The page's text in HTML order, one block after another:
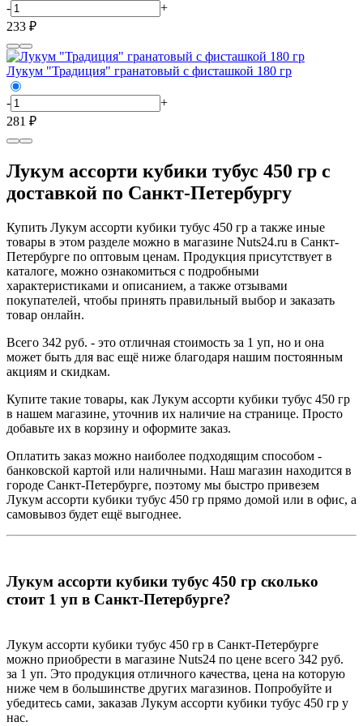
-
+
233 ₽
Лукум "Традиция" гранатовый с фисташкой 180 гр
-
+
281 ₽
Лукум ассорти кубики тубус 450 гр с
доставкой по Санкт-Петербургу
Купить Лукум ассорти кубики тубус 450 гр а также иные
товары в этом разделе можно в магазине Nuts24.ru в Санкт-
Петербурге по оптовым ценам. Продукция присутствует в
каталоге, можно ознакомиться с подробными
характеристиками и описанием, а также отзывами
покупателей, чтобы принять правильный выбор и заказать
товар онлайн.
Всего 342 руб. - это отличная стоимость за 1 уп, но и она
может быть для вас ещё ниже благодаря нашим постоянным
акциям и скидкам.
Купите такие товары, как Лукум ассорти кубики тубус 450 гр
в нашем магазине, уточнив их наличие на странице. Просто
добавьте их в корзину и оформите заказ.
Оплатить заказ можно наиболее подходящим способом -
банковской картой или наличными. Наш магазин находится в
городе Санкт-Петербурге, поэтому мы быстро привезем
Лукум ассорти кубики тубус 450 гр прямо домой или в офис, а
самовывоз будет ещё выгоднее.
Лукум ассорти кубики тубус 450 гр сколько
стоит 1 уп в Санкт-Петербурге?
Лукум ассорти кубики тубус 450 гр в Санкт-Петербурге
можно приобрести в магазине Nuts24 по цене всего 342 руб.
за 1 уп. Это продукция отличного качества, цена на которую
ниже чем в большинстве других магазинов. Попробуйте и
убедитесь сами, заказав Лукум ассорти кубики тубус 450 гр у
нас.